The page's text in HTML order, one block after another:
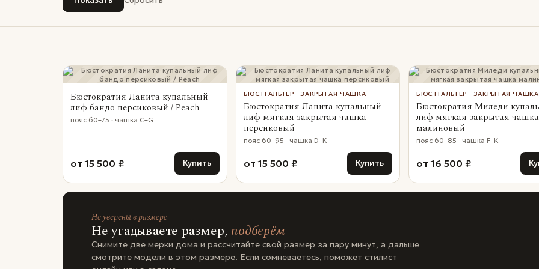
Бюстократия Ланита купальный
лиф бандо персиковый / Peach
пояс 60–75 · чашка C–G
от 15 500 ₽ Купить
БЮСТГАЛЬТЕР · ЗАКРЫТАЯ ЧАШКА
Бюстократия Ланита купальный
лиф мягкая закрытая чашка
персиковый
пояс 60–95 · чашка D–K
от 15 500 ₽ Купить
БЮСТГАЛЬТЕР · ЗАКРЫТАЯ ЧАШКА
Бюстократия Миледи
лиф мягкая закрытая чашка
малиновый
пояс 60–85 · чашка F–K
от 16 500 ₽
Не уверены в размере
Не угадываете размер, подберём
Снимите две мерки дома и рассчитайте свой размер за пару минут, а дальше
смотрите модели в этом размере. Если сомневаетесь, поможет стилист